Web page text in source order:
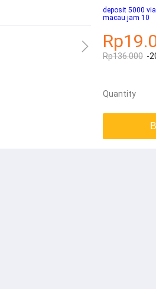
deposit 5000
macau jam 10
Rp136.000 -
Quantity